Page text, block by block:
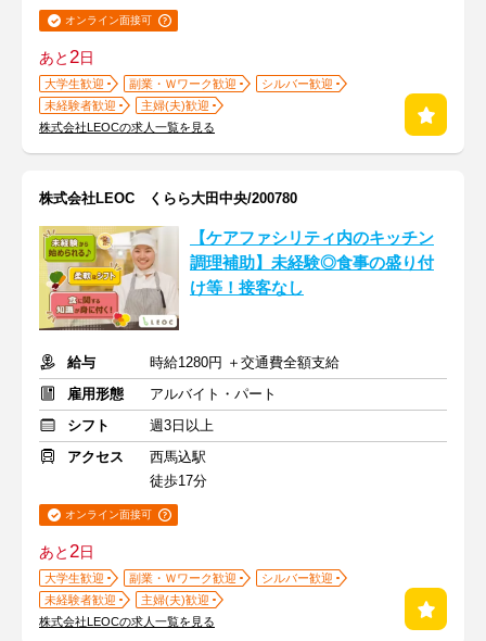
オンライン面接可
あと2日
大学生歓迎 副業・Ｗワーク歓迎
シルバー歓迎
未経験者歓迎
主婦(夫)歓迎
株式会社LEOCの求人一覧を見る
株式会社LEOC くらら大田中央/200780
【ケアファシリティ内のキッチン
調理補助】未経験◎食事の盛り付
け等！接客なし
給与
時給1280円 ＋交通費全額支給
雇用形態
アルバイト・パート
シフト
週3日以上
アクセス
西馬込駅
徒歩17分
オンライン面接可
あと2日
大学生歓迎 副業・Ｗワーク歓迎
シルバー歓迎
未経験者歓迎
主婦(夫)歓迎
株式会社LEOCの求人一覧を見る